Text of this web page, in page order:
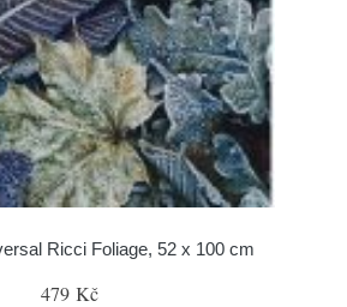
Ricci Foliage, 52 x 100 cm
479 Kč